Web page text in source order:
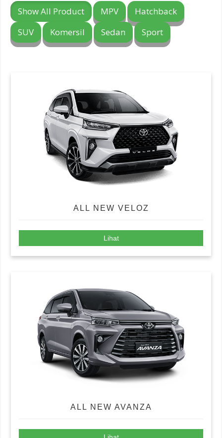
Show All Product MPV
Hatchback
SUV
Komersil Sedan Sport
ALL NEW VELOZ
Lihat
ALL NEW AVANZA